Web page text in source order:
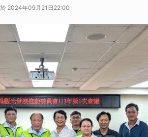
2024年09月21日22:00